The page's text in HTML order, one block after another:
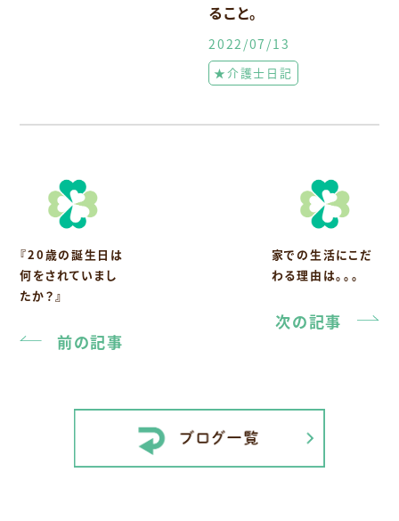
ること。
2022/07/13
★介護士日記
『20歳の誕生日は
何をされていまし
たか？』
前の記事
家での生活にこだ
わる理由は。。。
次の記事